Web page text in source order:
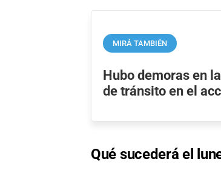
MIRÁ TAMBIÉN
Hubo demoras en
de tránsito en el
Qué sucederá el